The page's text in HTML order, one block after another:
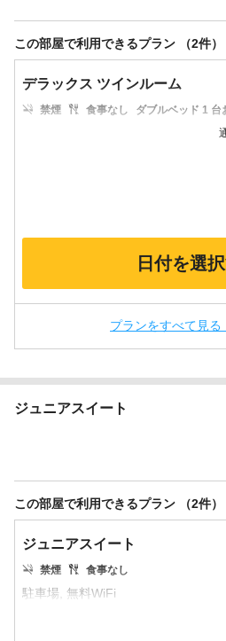
この部屋で利用できるプラン （2件）
デラックス ツインルーム
禁煙 食事なし
ダブルベッド 1 台
日付を選
プランをすべて見る
ジュニアスイート
この部屋で利用できるプラン （2件）
ジュニアスイート
禁煙 食事なし